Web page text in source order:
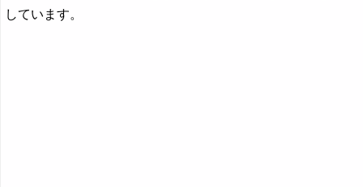
しています。